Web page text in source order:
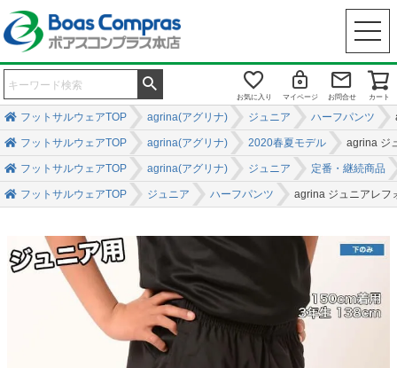
お気に入り マイページ お問合せ カート
フットサルウェアTOP agrina(アグリナ) ジュニア ハーフパンツ
フットサルウェアTOP agrina(アグリナ) 2020春夏モデル agrina ジ
フットサルウェアTOP agrina(アグリナ) ジュニア 定番・継続商品
フットサルウェアTOP ジュニア ハーフパンツ agrina ジュニアレフ